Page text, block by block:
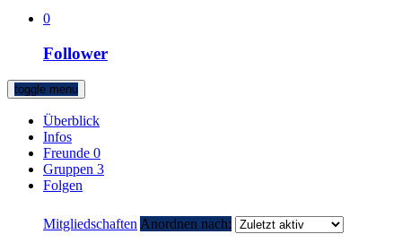
0
Follower
toggle menu
Überblick
Infos
Freunde 0
Gruppen 3
Folgen
Mitgliedschaften Anordnen nach: